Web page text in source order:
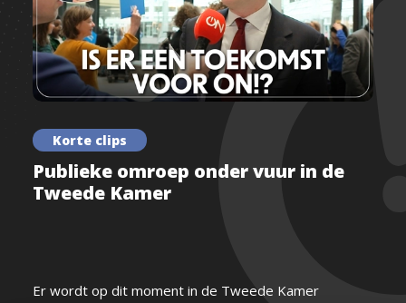
Korte clips
Publieke omroep onder vuur in de
Tweede Kamer
Er wordt op dit moment in de Tweede Kamer